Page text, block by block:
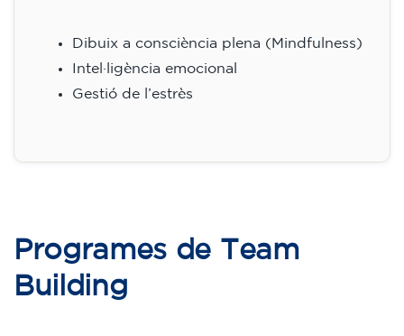
Dibuix a consciència plena (Mindfulness)
Intel·ligència emocional
Gestió de l’estrès
Programes de Team
Building